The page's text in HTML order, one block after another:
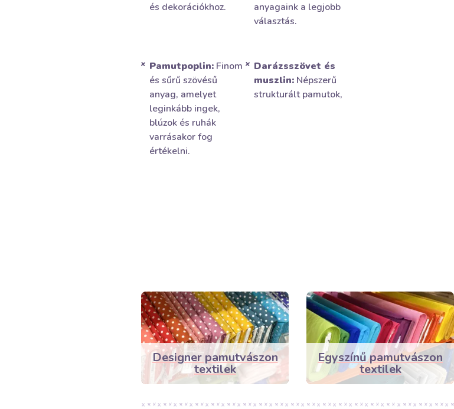
és dekorációkhoz.
anyagaink a legjobb
választás.
Pamutpoplin: Finom
és sűrű szövésű
anyag, amelyet
leginkább ingek,
blúzok és ruhák
varrásakor fog
értékelni.
Darázsszövet és
muszlin:Népszerű
strukturált pamutok,
Designer pamutvászon
textilek
Egyszínű pamutvászon
textilek